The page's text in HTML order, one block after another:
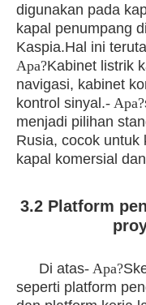
digunakan pada
kapal penumpang
Kaspia.Hal ini
Apa?Kabinet listrik
navigasi, kabinet
kontrol sinyal.- Apa?
menjadi pilihan
Rusia, cocok untuk
kapal komersial
3.2 Platform
Di atas- Apa?
seperti platform